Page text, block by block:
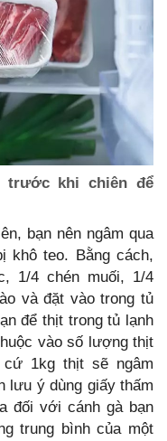
trước khi chiên để
bạn nên ngâm qua
khô teo. Bằng cách,
1/4 chén muối, 1/4
và đặt vào trong tủ
để thịt trong tủ lạnh
vào số lượng thịt
1kg thịt sẽ ngâm
lưu ý dùng giấy thấm
đối với cánh gà bạn
trung bình của một